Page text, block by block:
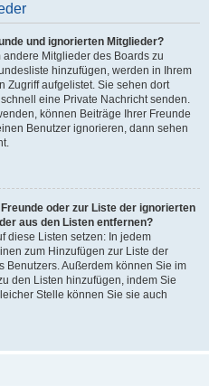
und ignorierten Mitglieder?
Mitglieder des Boards zu
hinzufügen, werden in Ihrem
Zugriff aufgelistet. Sie sehen dort
eine Private Nachricht senden.
können Beiträge Ihrer Freunde
Benutzer ignorieren, dann sehen
oder zur Liste der ignorierten
aus den Listen entfernen?
diese Listen setzen: In jedem
zum Hinzufügen zur Liste der
Benutzers. Außerdem können Sie im
den Listen hinzufügen, indem Sie
Stelle können Sie sie auch